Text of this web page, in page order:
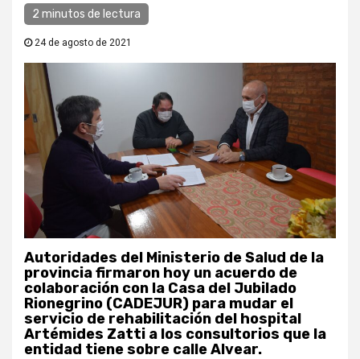
2 minutos de lectura
24 de agosto de 2021
Autoridades del Ministerio de Salud de la
provincia firmaron hoy un acuerdo de
colaboración con la Casa del Jubilado
Rionegrino (CADEJUR) para mudar el
servicio de rehabilitación del hospital
Artémides Zatti a los consultorios que la
entidad tiene sobre calle Alvear.